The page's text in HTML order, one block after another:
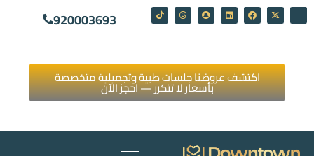
920003693
اكتشف عروضنا جلسات طبية وتجميلية متخصصة
بأسعار لا تتكرر — احجز الآن